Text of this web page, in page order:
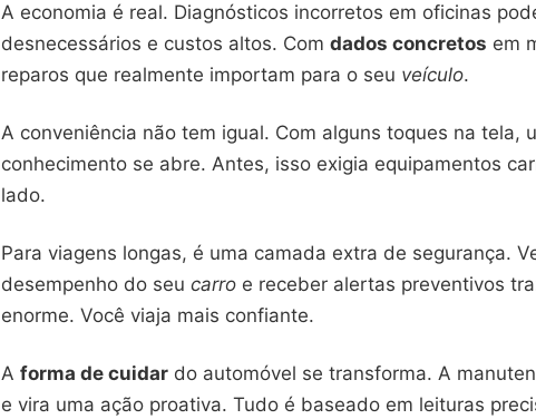
A economia é real. Diagnósticos incorretos em oficinas
desnecessários e custos altos. Com dados concretos em
reparos que realmente importam para o seu veículo.
A conveniência não tem igual. Com alguns toques na tela,
conhecimento se abre. Antes, isso exigia equipamentos
lado.
Para viagens longas, é uma camada extra de segurança.
desempenho do seu carro e receber alertas preventivos
enorme. Você viaja mais confiante.
A forma de cuidar do automóvel se transforma. A
e vira uma ação proativa. Tudo é baseado em leituras